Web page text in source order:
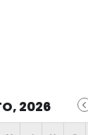
2026